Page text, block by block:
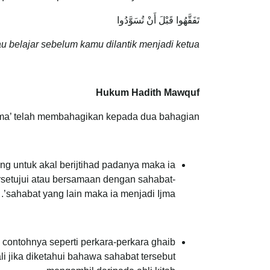
تَفَقَّهُوا قَبْلَ أَنْ تُسَوَّدُوا
belajar sebelum kamu dilantik menjadi ketua.
Hukum Hadith Mawquf
telah membahagikan kepada dua bahagian:
untuk akal berijtihad padanya maka ia
atau bersamaan dengan sahabat-
sahabat yang lain maka ia menjadi Ijma’.
seperti perkara-perkara ghaib
jika diketahui bahawa sahabat tersebut